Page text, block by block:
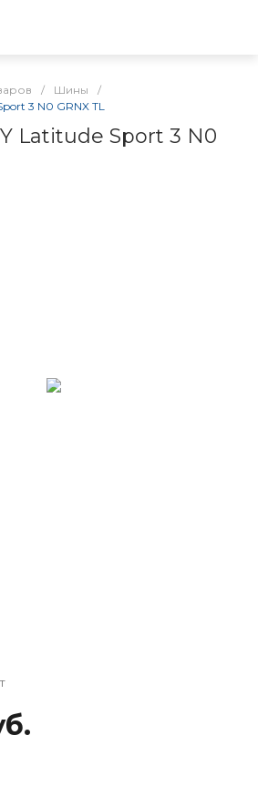
/ Шины
/
3 N0 GRNX TL
Latitude Sport 3 N0